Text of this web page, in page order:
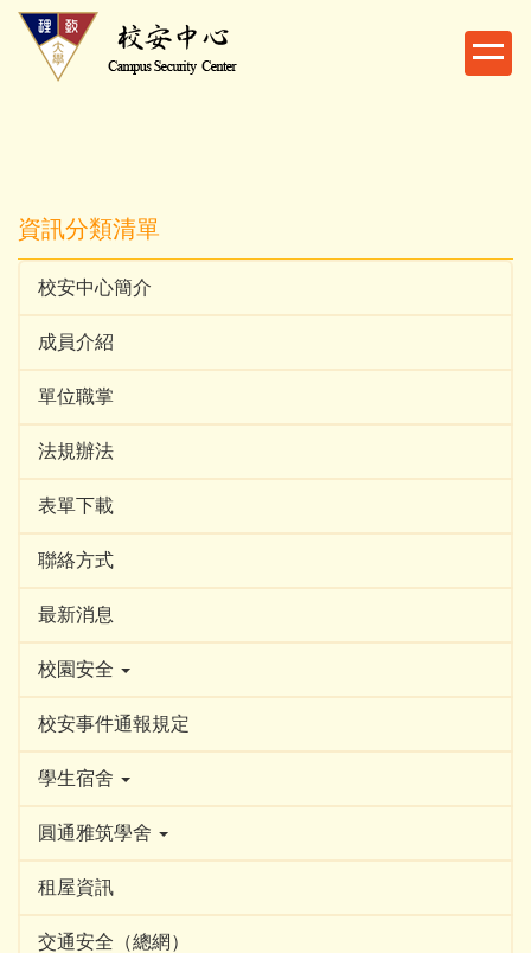
跳
資訊分類清單
校安中心簡介
成員介紹
單位職掌
法規辦法
表單下載
聯絡方式
最新消息
校園安全
校安事件通報規定
學生宿舍
圓通雅筑學舍
租屋資訊
交通安全（總網）